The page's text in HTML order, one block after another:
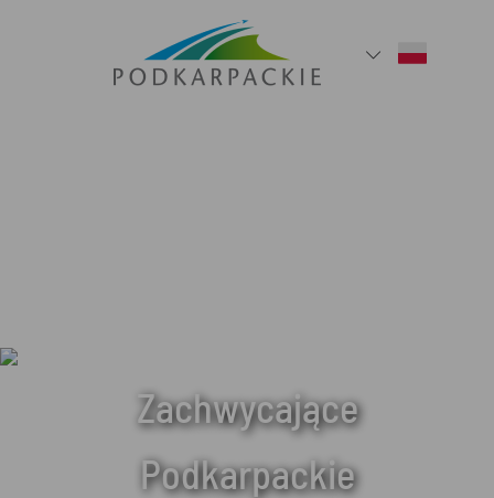
Zachwycające
Podkarpackie